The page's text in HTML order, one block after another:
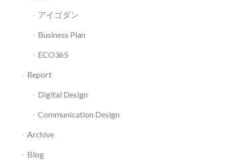
アイゴダン
Business Plan
ECO365
Report
Digital Design
Communication Design
Archive
Blog